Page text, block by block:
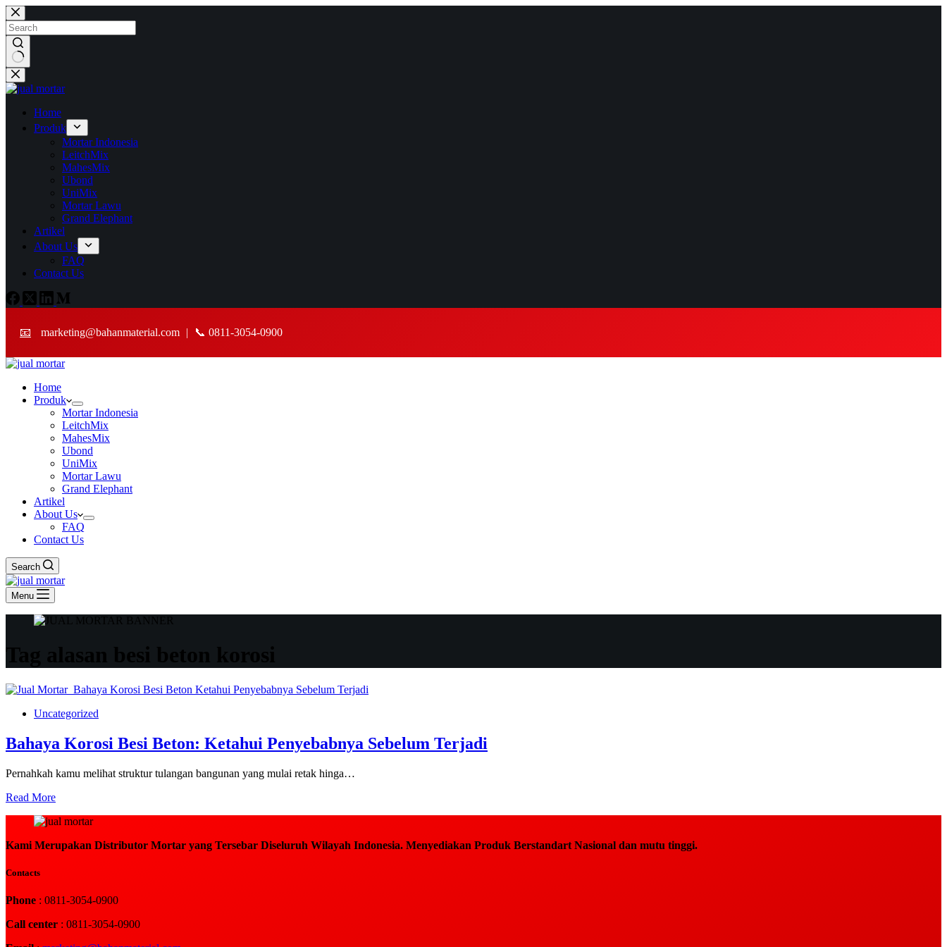
Skip
to
content
No
results
Home
Produk
Mortar Indonesia
LeitchMix
MahesMix
Ubond
UniMix
Mortar Lawu
Grand Elephant
Artikel
About Us
FAQ
Contact Us
📧 marketing@bahanmaterial.com | 📞 0811-3054-0900
Home
Produk
Mortar Indonesia
LeitchMix
MahesMix
Ubond
UniMix
Mortar Lawu
Grand Elephant
Artikel
About Us
FAQ
Contact Us
Search
Menu
Tag alasan besi beton korosi
Uncategorized
Bahaya Korosi Besi Beton: Ketahui Penyebabnya Sebelum Terjadi
Pernahkah kamu melihat struktur tulangan bangunan yang mulai retak hinga…
Read MoreBahaya
Besi
Ketahui
Kami Merupakan Distributor Mortar yang Tersebar Diseluruh Wilayah Indonesia. Menyediakan Produk Berstandart Nasional dan mutu tinggi.
Contacts
Phone : 0811-3054-0900
Call center : 0811-3054-0900